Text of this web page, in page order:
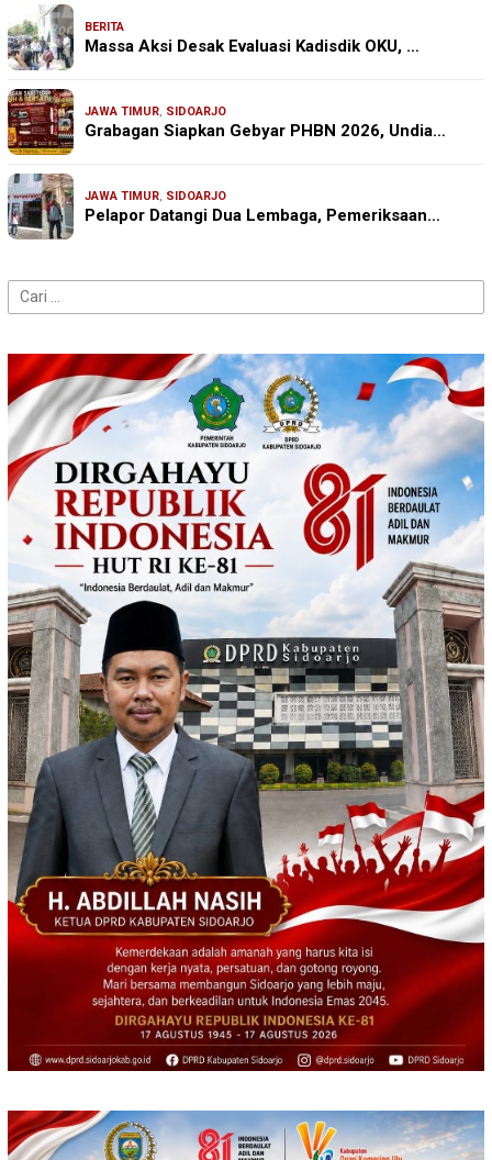
BERITA
Massa Aksi Desak Evaluasi Kadisdik OKU, …
JAWA TIMUR, SIDOARJO
Grabagan Siapkan Gebyar PHBN 2026, Undia…
JAWA TIMUR, SIDOARJO
Pelapor Datangi Dua Lembaga, Pemeriksaan…
Cari
untuk: